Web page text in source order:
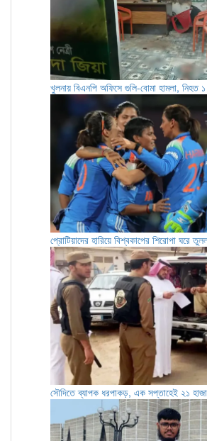
খুলনায় বিএনপি অফিসে গুলি-বোমা হামলা, নিহত ১
প্রোটিয়াদের হারিয়ে বিশ্বকাপের শিরোপা ঘরে
সৌদিতে ব্যাপক ধরপাকড়, এক সপ্তাহেই ২১